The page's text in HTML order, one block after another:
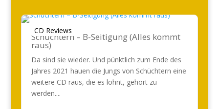
CD Reviews
Schüchtern – B-Seitigung (Alles kommt
raus)
Da sind sie wieder. Und pünktlich zum Ende des
Jahres 2021 hauen die Jungs von Schüchtern eine
weitere CD raus, die es lohnt, gehört zu
werden....